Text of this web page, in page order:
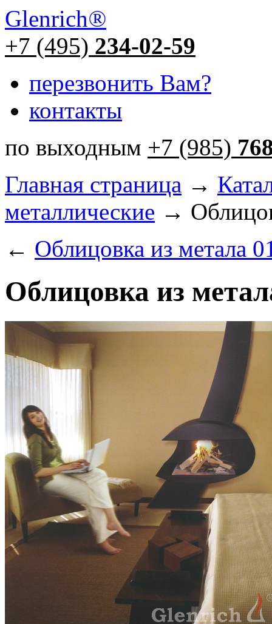
Glenrich®
+7 (495) 234-02-59
перезвонить Вам?
контакты
по выходным +7 (985)
Главная страница →
металлические →
← Облицовка из метала
Облицовка из